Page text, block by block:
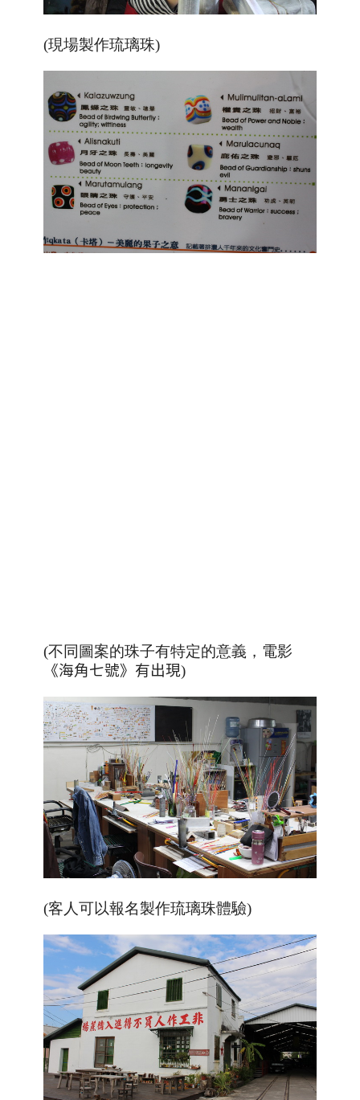
(現場製作琉璃珠)
(不同圖案的珠子有特定的意義，電影
《海角七號》有出現)
(客人可以報名製作琉璃珠體驗)